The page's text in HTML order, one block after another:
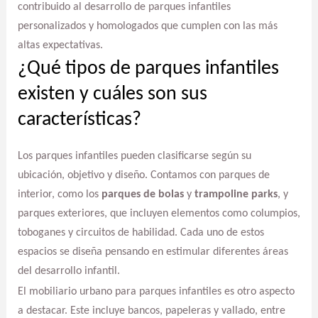
contribuido al desarrollo de parques infantiles
personalizados y homologados que cumplen con las más
altas expectativas.
¿Qué tipos de parques infantiles
existen y cuáles son sus
características?
Los parques infantiles pueden clasificarse según su
ubicación, objetivo y diseño. Contamos con parques de
interior, como los parques de bolasy trampoline parks, y
parques exteriores, que incluyen elementos como columpios,
toboganes y circuitos de habilidad. Cada uno de estos
espacios se diseña pensando en estimular diferentes áreas
del desarrollo infantil.
El mobiliario urbano para parques infantiles es otro aspecto
a destacar. Este incluye bancos, papeleras y vallado, entre